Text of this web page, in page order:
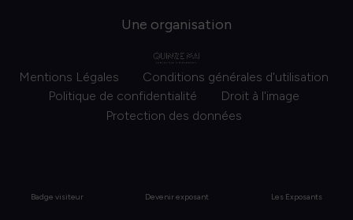
Une organisation
Mentions Légales
Conditions générales d'utilisation
Politique de confidentialité
Droit à l'image
Protection des données
Badge visiteur Devenir exposant Les Exposants